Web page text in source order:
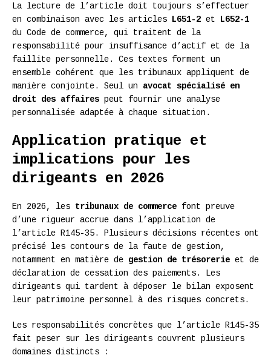
La lecture de l’article doit toujours s’effectuer
en combinaison avec les articles
L651-2 et
L652-1
du Code de commerce, qui traitent de la
responsabilité pour insuffisance d’actif et de la
faillite personnelle. Ces textes forment un
ensemble cohérent que les tribunaux appliquent de
manière conjointe. Seul un avocat spécialisé en
droit des affaires peut fournir une analyse
personnalisée adaptée à chaque situation.
Application pratique et
implications pour les
dirigeants en 2026
En 2026, les tribunaux de commerce font preuve
d’une rigueur accrue dans l’application de
l’article R145-35. Plusieurs décisions récentes ont
précisé les contours de la faute de gestion,
notamment en matière de gestion de trésorerie et de
déclaration de cessation des paiements. Les
dirigeants qui tardent à déposer le bilan exposent
leur patrimoine personnel à des risques concrets.
Les responsabilités concrètes que l’article R145-35
fait peser sur les dirigeants couvrent plusieurs
domaines distincts :